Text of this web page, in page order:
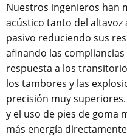
Nuestros ingenieros han
acústico tanto del
pasivo reduciendo sus
afinando las
respuesta a los
los tambores y las
precisión muy
y el uso de pies de
más energía